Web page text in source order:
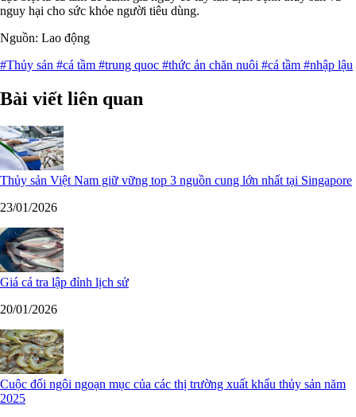
nguy hại cho sức khỏe người tiêu dùng.
Nguồn: Lao động
#Thủy sản #cá tầm #trung quoc #thức ản chăn nuôi #cá tầm #nhập lậu
Bài viết liên quan
Thủy sản Việt Nam giữ vững top 3 nguồn cung lớn nhất tại Singapore
23/01/2026
Giá cá tra lập đỉnh lịch sử
20/01/2026
Cuộc đổi ngôi ngoạn mục của các thị trường xuất khẩu thủy sản năm
2025